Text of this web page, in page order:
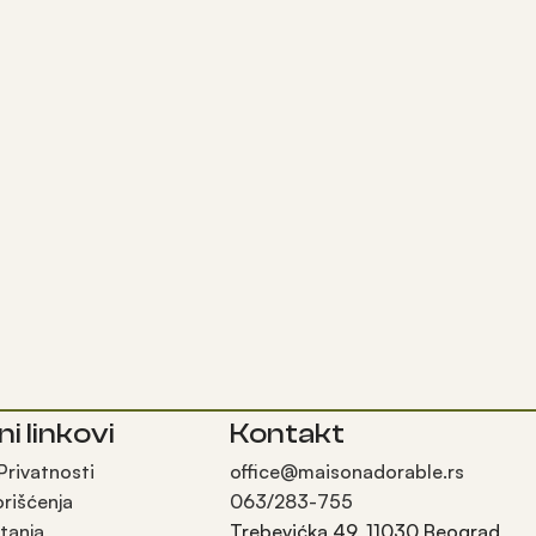
linkovi Kontakt
office@maisonadorable.rs
063/283-755
Trebevićka 49, 11030 Beograd